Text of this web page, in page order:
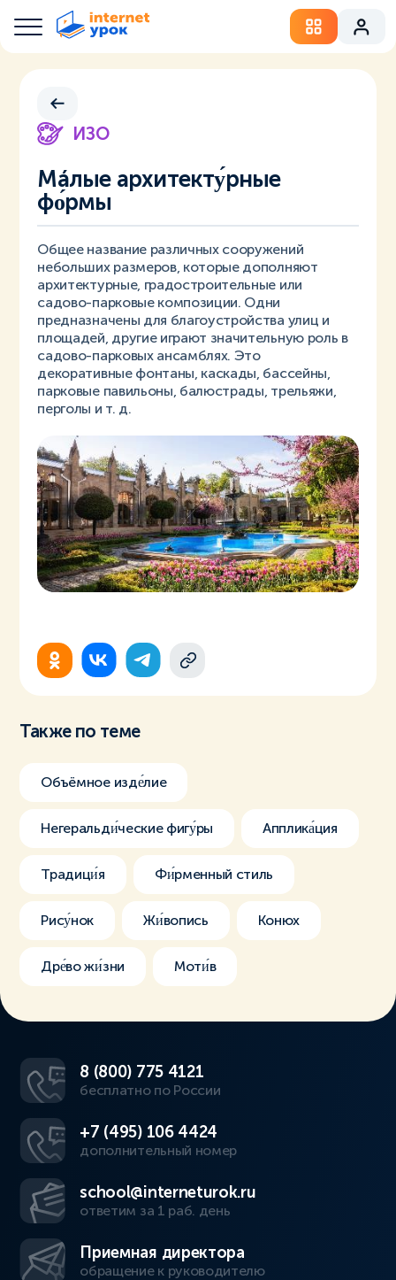
ИЗО
Мáлые архитекту́рные
фо́рмы
Общее название различных сооружений
небольших размеров, которые дополняют
архитектурные, градостроительные или
садово-парковые композиции. Одни
предназначены для благоустройства улиц и
площадей, другие играют значительную роль в
садово-парковых ансамблях. Это
декоративные фонтаны, каскады, бассейны,
парковые павильоны, балюстрады, трельяжи,
перголы и т. д.
Также по теме
Объёмное изде́лие
Негеральди́ческие фигу́ры Апплика́ция
Традици́я Фи́рменный стиль
Рису́нок Жи́вопись Конюх
Дре́во жи́зни Моти́в
8 (800) 775 4121
бесплатно по России
+7 (495) 106 4424
дополнительный номер
school@interneturok.ru
ответим за 1 раб. день
Приемная директора
обращение к руководителю